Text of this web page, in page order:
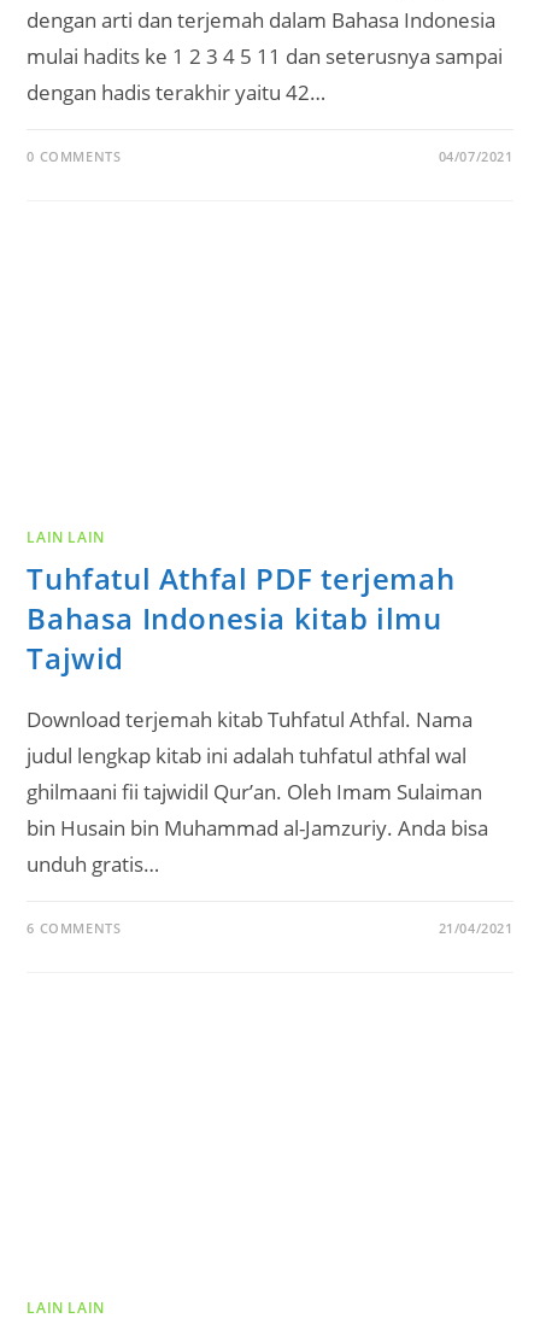
dengan arti dan terjemah dalam Bahasa Indonesia
mulai hadits ke 1 2 3 4 5 11 dan seterusnya sampai
dengan hadis terakhir yaitu 42…
0 COMMENTS 04/07/2021
LAIN LAIN
Tuhfatul Athfal PDF terjemah
Bahasa Indonesia kitab ilmu
Tajwid
Download terjemah kitab Tuhfatul Athfal. Nama
judul lengkap kitab ini adalah tuhfatul athfal wal
ghilmaani fii tajwidil Qur’an. Oleh Imam Sulaiman
bin Husain bin Muhammad al-Jamzuriy. Anda bisa
unduh gratis…
6 COMMENTS 21/04/2021
LAIN LAIN